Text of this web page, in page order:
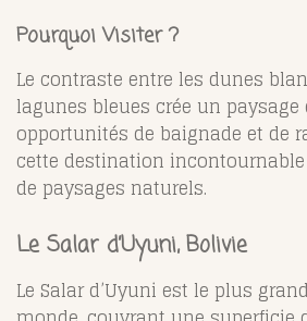
Pourquoi Visiter ?
Le contraste entre les dunes
lagunes bleues crée un paysage
opportunités de baignade et de
cette destination
de paysages naturels.
Le Salar d’Uyuni, Bolivie
Le Salar d’Uyuni est le plus